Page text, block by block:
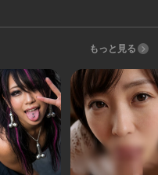
もっと見る